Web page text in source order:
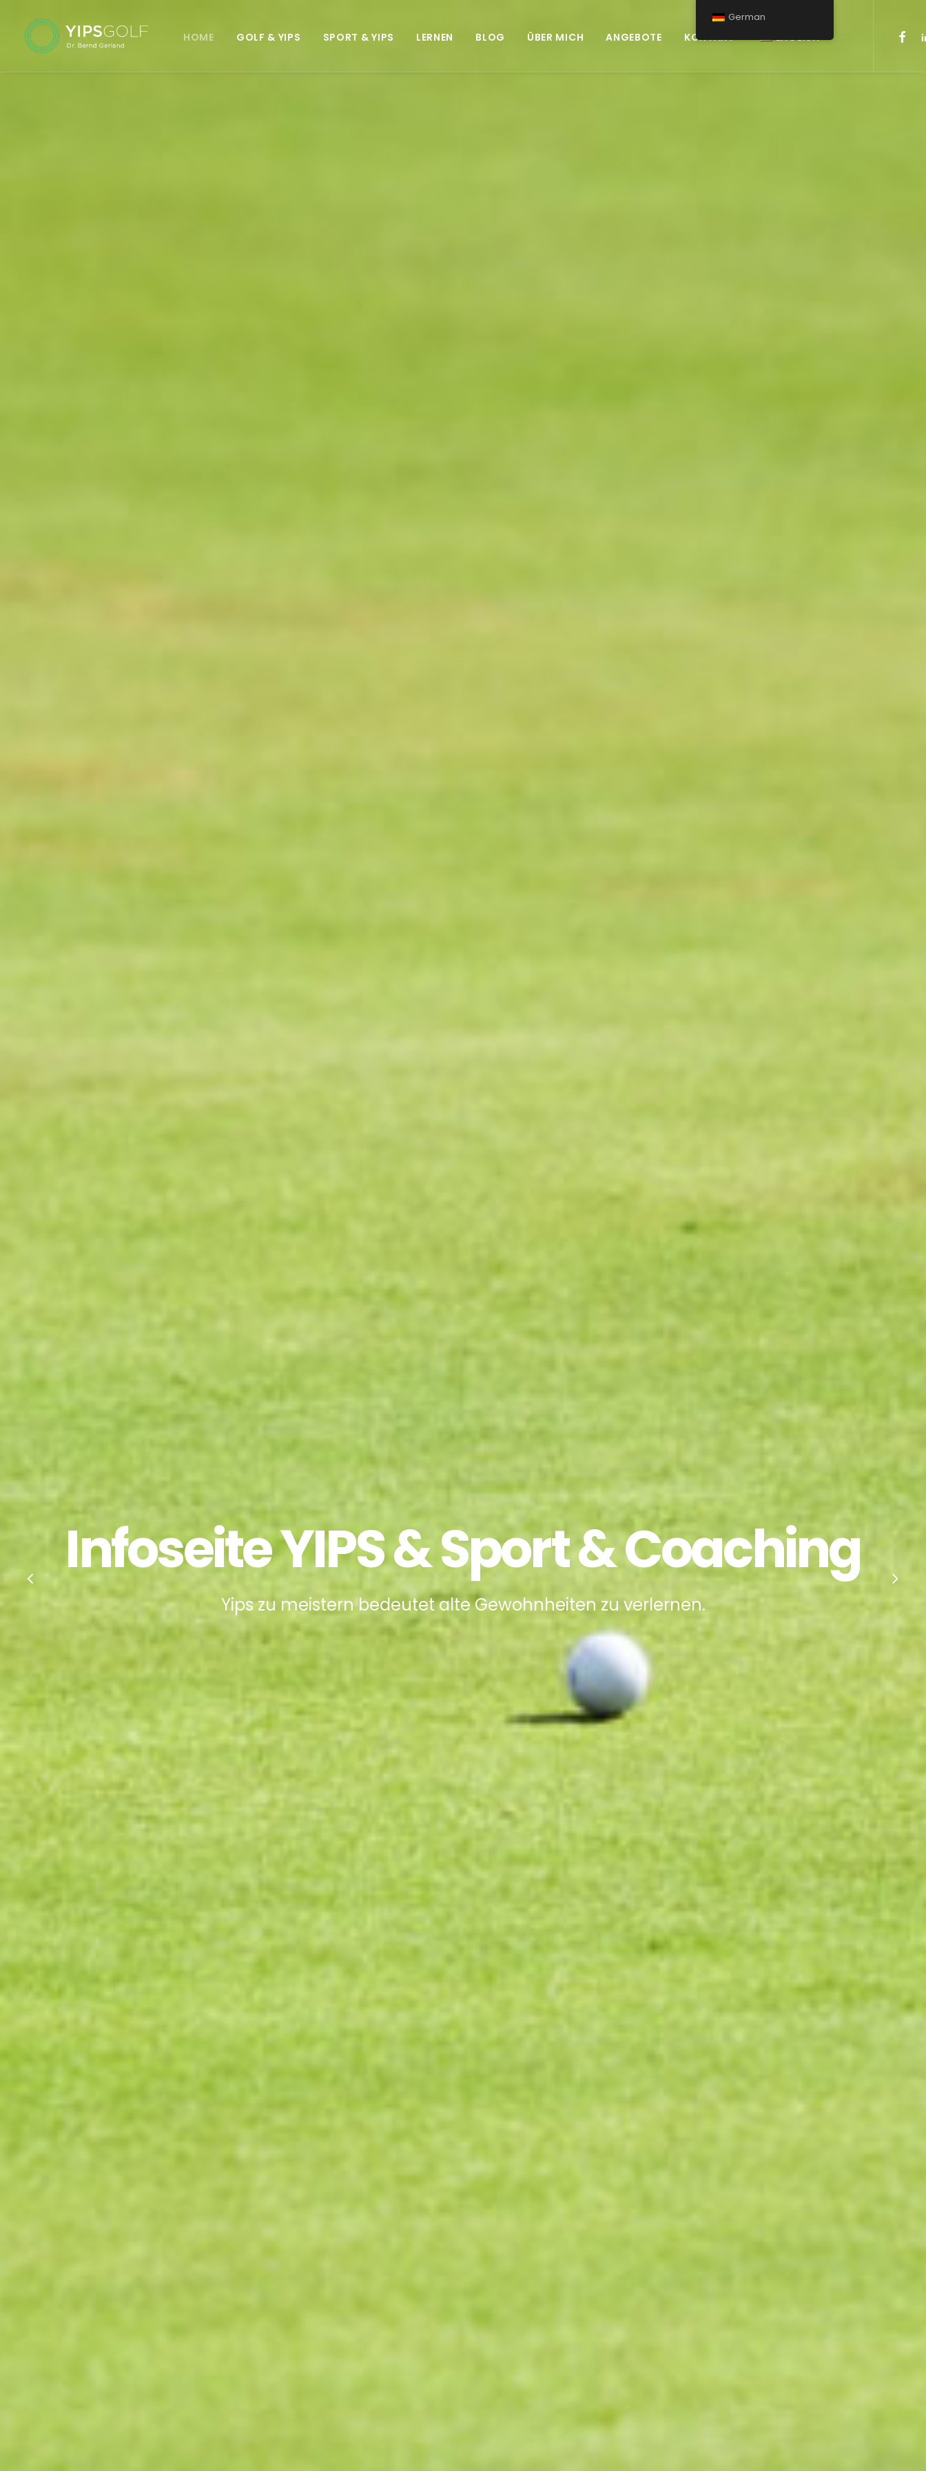
HOME GOLF & YIPS SPORT & YIPS LERNEN BLOG ÜBER MICH ANGEBOTE KONTAKT ENGLISH
Infoseite YIPS & Sport & Coaching
Yips zu meistern bedeutet alte Gewohnheiten zu verlernen.
German